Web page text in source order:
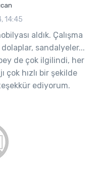
14:45
aldık. Çalışma
sandalyeler...
de çok ilgilindi, her
çok hızlı bir şekilde
ediyorum.